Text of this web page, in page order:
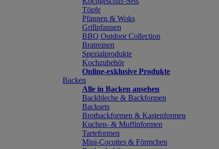
Töpfe
Pfannen & Woks
Grillpfannen
BBQ Outdoor Collection
Bratreinen
Spezialprodukte
Kochzubehör
Online-exklusive Produkte
Backen
Alle in Backen ansehen
Backbleche & Backformen
Backsets
Brotbackformen & Kastenformen
Kuchen- & Muffinformen
Tarteformen
Mini-Cocottes & Förmchen